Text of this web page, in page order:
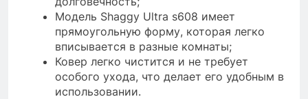
Модель Shaggy Ultra s608 имеет
прямоугольную форму, которая легко
вписывается в разные комнаты;
Ковер легко чистится и не требует
особого ухода, что делает его удобным в
использовании.